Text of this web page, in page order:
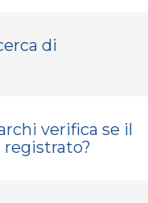
di
verifica se il
registrato?